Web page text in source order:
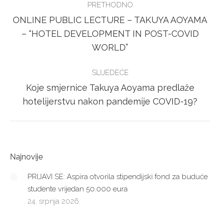
NAVIGATION
PRETHODNO
Previous
post:
ONLINE PUBLIC LECTURE – TAKUYA AOYAMA
– “HOTEL DEVELOPMENT IN POST-COVID
WORLD”
SLIJEDEĆE
Next
post:
Koje smjernice Takuya Aoyama predlaže
hotelijerstvu nakon pandemije COVID-19?
Najnovije
PRIJAVI SE: Aspira otvorila stipendijski fond za buduće
studente vrijedan 50.000 eura
24. srpnja 2026.